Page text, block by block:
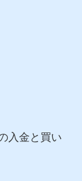
入金と買い